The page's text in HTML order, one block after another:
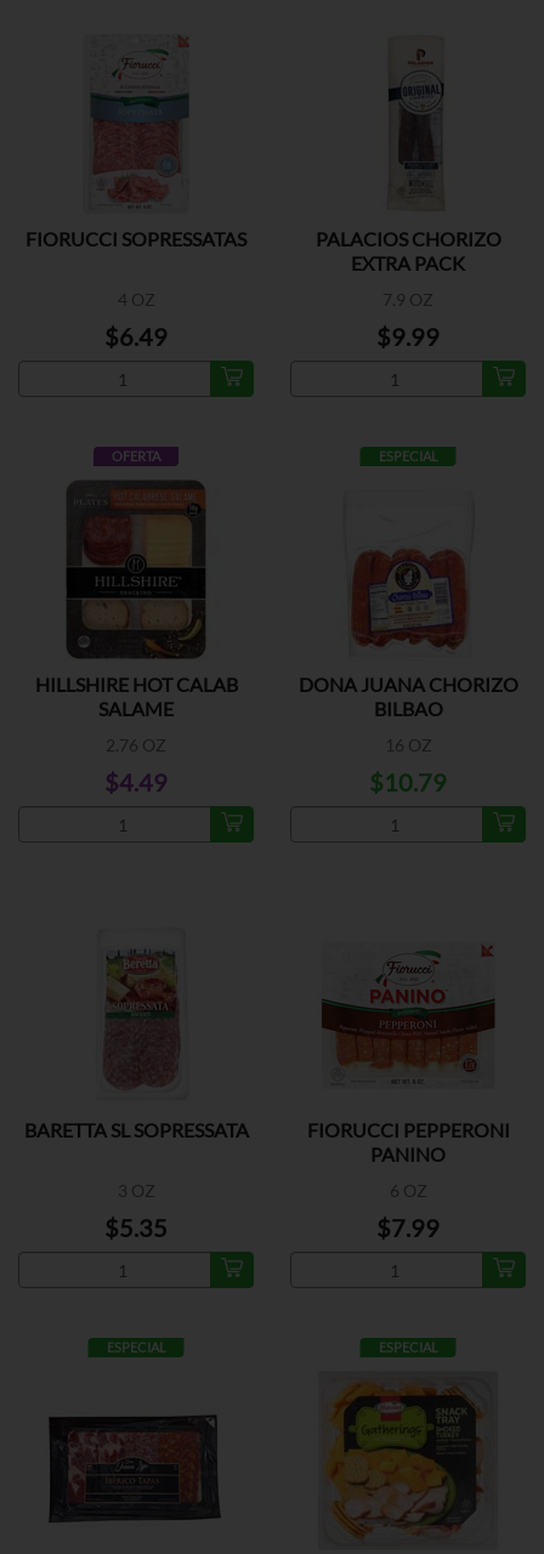
FIORUCCI SOPRESSATAS
4 OZ
$6.49
PALACIOS CHORIZO
EXTRA PACK
7.9 OZ
$9.99
OFERTA
HILLSHIRE HOT CALAB
SALAME
2.76 OZ
$4.49
ESPECIAL
DONA JUANA CHORIZO
BILBAO
16 OZ
$10.79
BARETTA SL SOPRESSATA
3 OZ
$5.35
FIORUCCI PEPPERONI
PANINO
6 OZ
$7.99
ESPECIAL ESPECIAL